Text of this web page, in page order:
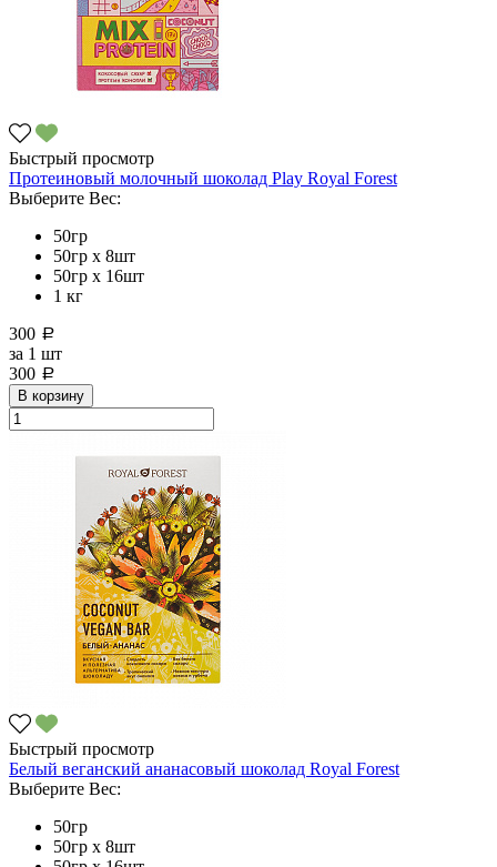
Быстрый просмотр
Протеиновый молочный шоколад Рlay Royal Forest
Выберите Вес:
50гр
50гр х 8шт
50гр х 16шт
1 кг
300 a
за 1 шт
300 a
В корзину
Быстрый просмотр
Белый веганский ананасовый шоколад Royal Forest
Выберите Вес:
50гр
50гр х 8шт